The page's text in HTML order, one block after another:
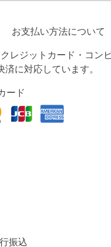
お支払い方法について
レジットカード・コン
済に対応しています。
ード
振込